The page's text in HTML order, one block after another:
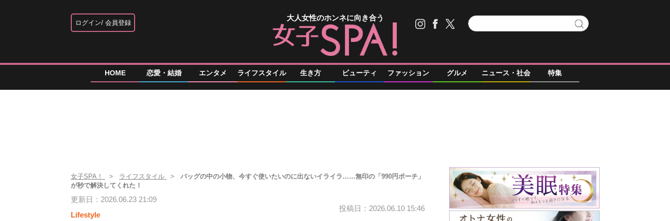
ログイン 会員登録
大人女性のホンネに向き合う
HOME 恋愛・結婚 エンタメ ライフスタイル 生き方 ビューティ ファッション グルメ ニュース・社会 特集
女子SPA！ ライフスタイル
バッグの中の小物、今すぐ使いたいのに出ないイライラ……無印の「990円ポーチ」
が秒で解決してくれた！
更新日：2026.06.23 21:09
Lifestyle
投稿日：2026.06.10 15:46